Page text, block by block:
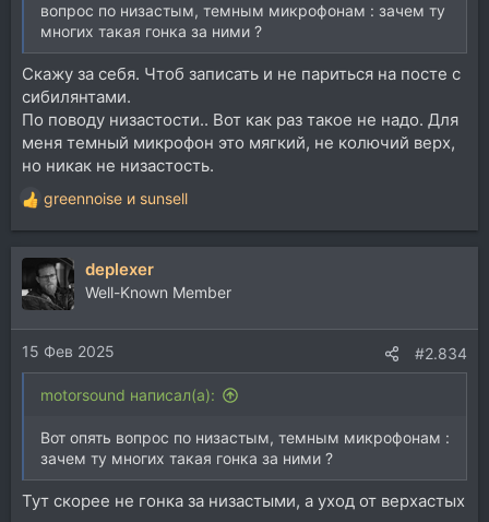
вопрос по низастым, темным микрофонам : зачем ту
многих такая гонка за ними ?
Скажу за себя. Чтоб записать и не париться на посте с
сибилянтами.
По поводу низастости.. Вот как раз такое не надо. Для
меня темный микрофон это мягкий, не колючий верх,
но никак не низастость.
Р
е
а
ц
и
и
:
greennoise и sunsell
deplexer
Well-Known Member
15 Фев 2025 #2.834
motorsound написал(а):
Вот опять вопрос по низастым, темным микрофонам :
зачем ту многих такая гонка за ними ?
Тут скорее не гонка за низастыми, а уход от верхастых